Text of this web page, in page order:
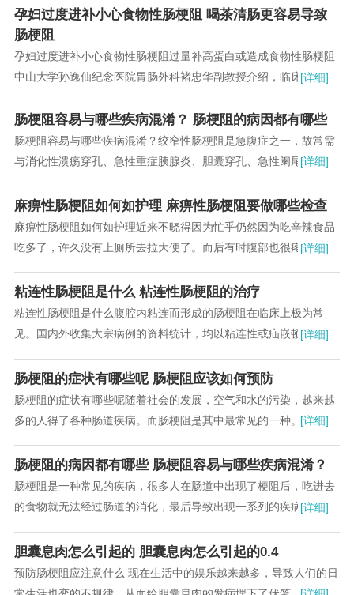
孕妇过度进补小心食物性肠梗阻 喝茶清肠更容易导致
肠梗阻
孕妇过度进补小心食物性肠梗阻过量补高蛋白或造成食物性肠梗阻
中山大学孙逸仙纪念医院胃肠外科褚忠华副教授介绍，临床中发
现，妊娠16～20周、32～36周或产后...
[详细]
肠梗阻容易与哪些疾病混淆？ 肠梗阻的病因都有哪些
肠梗阻容易与哪些疾病混淆？绞窄性肠梗阻是急腹症之一，故常需
与消化性溃疡穿孔、急性重症胰腺炎、胆囊穿孔、急性阑尾炎或阑
[详细]
麻痹性肠梗阻如何如护理 麻痹性肠梗阻要做哪些检查
麻痹性肠梗阻如何如护理近来不晓得因为忙乎仍然因为吃辛辣食品
吃多了，许久没有上厕所去拉大便了。而后有时腹部也很疼痛。我
[详细]
粘连性肠梗阻是什么 粘连性肠梗阻的治疗
粘连性肠梗阻是什么腹腔内粘连而形成的肠梗阻在临床上极为常
见。国内外收集大宗病例的资料统计，均以粘连性或疝嵌顿为最
[详细]
肠梗阻的症状有哪些呢 肠梗阻应该如何预防
肠梗阻的症状有哪些呢随着社会的发展，空气和水的污染，越来越
多的人得了各种肠道疾病。而肠梗阻是其中最常见的一种。肠梗阻
[详细]
肠梗阻的病因都有哪些 肠梗阻容易与哪些疾病混淆？
肠梗阻是一种常见的疾病，很多人在肠道中出现了梗阻后，吃进去
的食物就无法经过肠道的消化，最后导致出现一系列的疾病。很多
[详细]
胆囊息肉怎么引起的 胆囊息肉怎么引起的0.4
预防肠梗阻应注意什么 现在生活中的娱乐越来越多，导致人们的日